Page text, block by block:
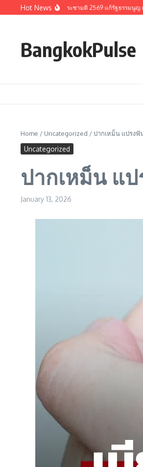
Skip to content
Hot News
มประเด็นสำคัญ ลงประชามติ 2569 แก้รัฐธรรมนูญ เช็ก
BangkokPulse
Home / Uncategorized /ปากเหม็น แปรงฟั
Uncategorized
ปากเหม็น แ
January 13, 2026